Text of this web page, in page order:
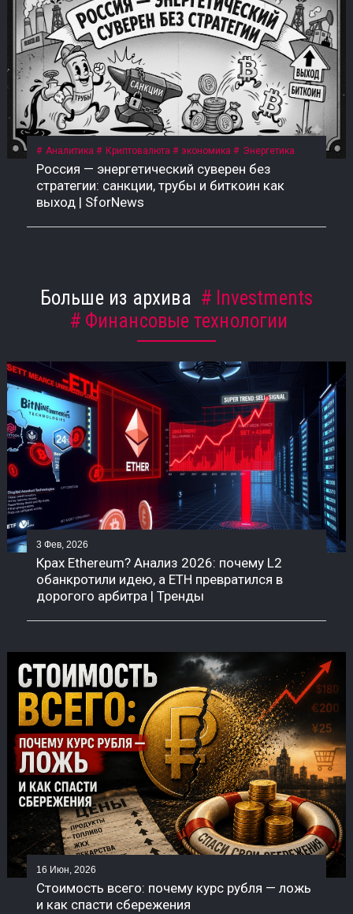
Аналитика Криптовалюта экономика Энергетика
Россия — энергетический суверен без
стратегии: санкции, трубы и биткоин как
выход | SforNews
Больше из архива
Investments
Финансовые технологии
3 Фев, 2026
Крах Ethereum? Анализ 2026: почему L2
обанкротили идею, а ETH превратился в
дорогого арбитра | Тренды
16 Июн, 2026
Стоимость всего: почему курс рубля — ложь
и как спасти сбережения